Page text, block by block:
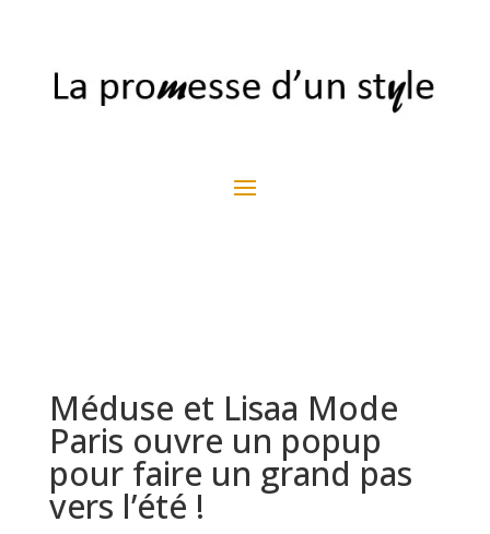
Méduse et Lisaa Mode
Paris ouvre un popup
pour faire un grand pas
vers l’été !